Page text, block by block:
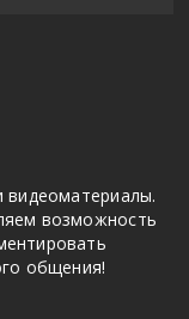
видеоматериалы.
возможность
общения!